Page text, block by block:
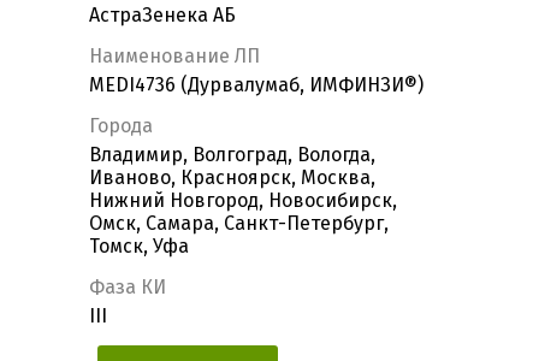
АстраЗенека АБ
Наименование ЛП
MEDI4736 (Дурвалумаб, ИМФИНЗИ®)
Города
Владимир, Волгоград, Вологда,
Иваново, Красноярск, Москва,
Нижний Новгород, Новосибирск,
Омск, Самара, Санкт-Петербург,
Томск, Уфа
Фаза КИ